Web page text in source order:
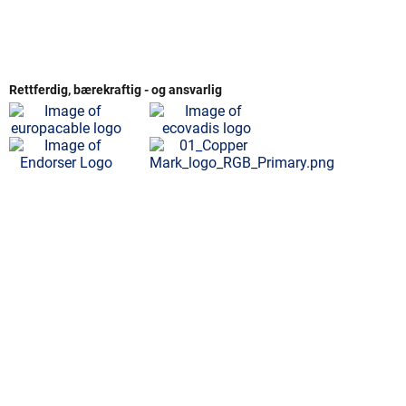
Rettferdig, bærekraftig - og ansvarlig